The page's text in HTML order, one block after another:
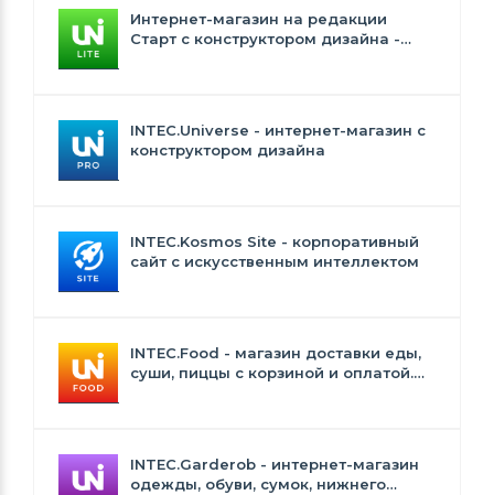
Интернет-магазин на редакции
Старт с конструктором дизайна -
INTEC.Universe - интернет-магазин с
конструктором дизайна
INTEC.Kosmos Site - корпоративный
сайт с искусственным интеллектом
INTEC.Food - магазин доставки еды,
суши, пиццы с корзиной и оплатой.
INTEC.Garderob - интернет-магазин
одежды, обуви, сумок, нижнего